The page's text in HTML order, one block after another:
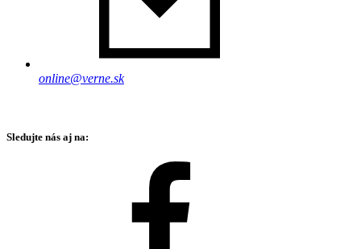
online@verne.sk
Sledujte nás aj na: